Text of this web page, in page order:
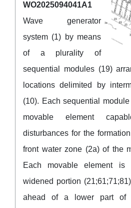
WO2025094041A1
Wave generator
system (1) by means
of a plurality of
sequential modules (19)
locations delimited by
(10). Each sequential
movable element
disturbances for the
front water zone (2a) of the
Each movable element is
widened portion
ahead of a lower part of